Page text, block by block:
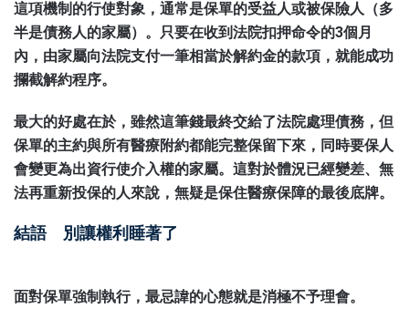
這項機制的行使對象，通常是保單的受益人或被保險人（多
半是債務人的家屬）。只要在收到法院扣押命令的3個月
內，由家屬向法院支付一筆相當於解約金的款項，就能成功
攔截解約程序。
最大的好處在於，雖然這筆錢最終交給了法院處理債務，但
保單的主約與所有醫療附約都能完整保留下來，同時要保人
會變更為出資行使介入權的家屬。這對於體況已經變差、無
法再重新投保的人來說，無疑是保住醫療保障的最後底牌。
結語 別讓權利睡著了
面對保單強制執行，最忌諱的心態就是消極不予理會。